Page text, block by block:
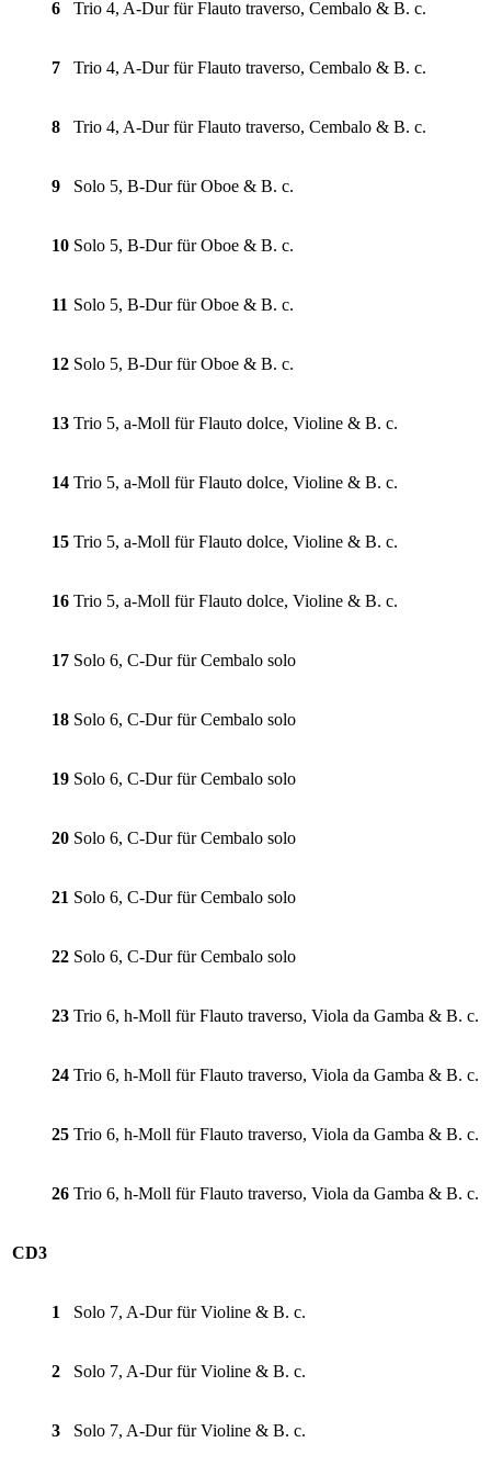
6 Trio 4, A-Dur für Flauto traverso, Cembalo & B. c.
7 Trio 4, A-Dur für Flauto traverso, Cembalo & B. c.
8 Trio 4, A-Dur für Flauto traverso, Cembalo & B. c.
9 Solo 5, B-Dur für Oboe & B. c.
10 Solo 5, B-Dur für Oboe & B. c.
11 Solo 5, B-Dur für Oboe & B. c.
12 Solo 5, B-Dur für Oboe & B. c.
13 Trio 5, a-Moll für Flauto dolce, Violine & B. c.
14 Trio 5, a-Moll für Flauto dolce, Violine & B. c.
15 Trio 5, a-Moll für Flauto dolce, Violine & B. c.
16 Trio 5, a-Moll für Flauto dolce, Violine & B. c.
17 Solo 6, C-Dur für Cembalo solo
18 Solo 6, C-Dur für Cembalo solo
19 Solo 6, C-Dur für Cembalo solo
20 Solo 6, C-Dur für Cembalo solo
21 Solo 6, C-Dur für Cembalo solo
22 Solo 6, C-Dur für Cembalo solo
23 Trio 6, h-Moll für Flauto traverso, Viola da Gamba & B. c.
24 Trio 6, h-Moll für Flauto traverso, Viola da Gamba & B. c.
25 Trio 6, h-Moll für Flauto traverso, Viola da Gamba & B. c.
26 Trio 6, h-Moll für Flauto traverso, Viola da Gamba & B. c.
CD3
1 Solo 7, A-Dur für Violine & B. c.
2 Solo 7, A-Dur für Violine & B. c.
3 Solo 7, A-Dur für Violine & B. c.